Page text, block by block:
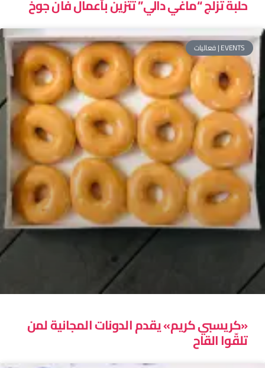
حلبة تزلج “ماغي دالي” تتزين بأعمال فان جوخ
EVENTS | فعاليات
«كريسبي كريم» يقدم الدونات المجانية لمن
تلقّوا القاح